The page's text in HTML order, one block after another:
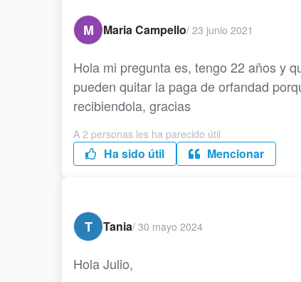
M
Maria Campello/ 23 junio 2021
Hola mi pregunta es, tengo 22 años y
pueden quitar la paga de orfandad
recibiendola, gracias
A 2 personas les ha parecido útil
Ha sido útil Mencionar
T
Tania/ 30 mayo 2024
Hola Julio,